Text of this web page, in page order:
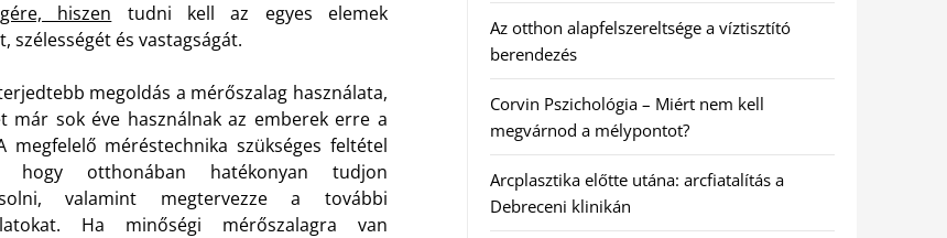
hiszen tudni kell az egyes elemek
szélességét és vastagságát.
megoldás a mérőszalag használata,
már sok éve használnak az emberek erre a
megfelelő méréstechnika szükséges feltétel
hogy otthonában hatékonyan tudjon
valamint megtervezze a további
Ha minőségi mérőszalagra van
Az otthon alapfelszereltsége a víztisztító
berendezés
Corvin Pszichológia – Miért nem kell
megvárnod a mélypontot?
Arcplasztika előtte utána: arcfiatalítás a
Debreceni klinikán